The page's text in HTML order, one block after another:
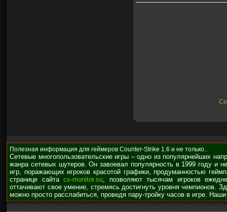
Полезная информация для геймеров Counter-Strike 1.6 и не только..
Сетевые многопользовательские игры – одно из популярнейших
жанра сетевых шутеров. Он завоевал популярность в 1999 году и
игр, поражающих игроков красотой графики, продуманностью
странице сайта cs-monitor.su, позволяют тысячам игроков
оттачивают свое умение, стремясь достигнуть уровня чемпионов.
можно просто расслабиться, проведя пару-тройку часов в игре.